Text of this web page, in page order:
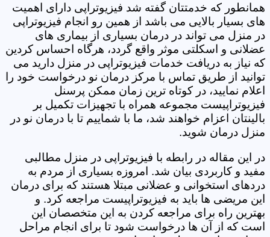
همانطور که خدمتتان گفته شد فیزیوتراپی دارای اهمیت
های بسیار بالایی می باشد از همین رو انجام فیزیوتراپی
در منزل می تواند در درمان بسیاری از بیماری های
عضلانی و اسکلتی موثر واقع گردد، هرگاه احساس کردین
که نیاز به دریافت خدمات فیزیوتراپی در منزل دارید می
توانید از طریق تماس با مرکز درمان نو درخواست خود را
اعلام نمایید، در کوتاه ترین زمان ممکن پرسنل
فیزیوتراپیست مجموعه همراه با تجهیزات تکمیل بر
بالینتان اعزام خواهند شد، ما با شماییم تا با درمان نو در
منزل درمان شوید.
در این مقاله در رابطه با فیزیوتراپی در منزل مطالبی
مفید و کاربردی بیان شد. امروزه بسیاری از مردم به
دردهای استخوانی و عضلانی مبتلا هستند که برای درمان
این مریضی ها باید به فیزیوتراپیست مراجعه کرد. و
بهترین راه برای مراجعه کردن به این متخصصان این
است که از آن ها درخواست شود تا برای انجام مراحل